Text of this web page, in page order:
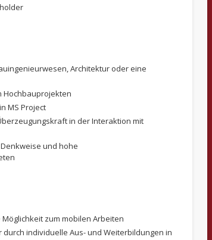
Architektur oder eine
Hochbauprojekten
MS Project
in der Interaktion mit
und hohe
zum mobilen Arbeiten
individuelle Aus- und Weiterbildungen in